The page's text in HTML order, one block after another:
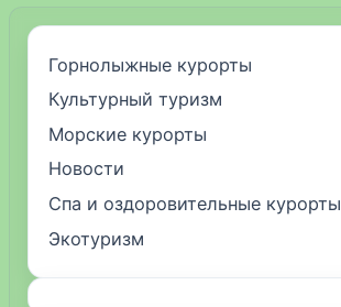
Горнолыжные курорты
Культурный туризм
Морские курорты
Новости
Спа и оздоровительные курорты
Экотуризм